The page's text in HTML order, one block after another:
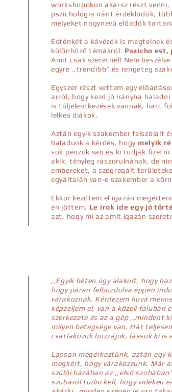
workshopokon akarsz részt
pszichológia iránt érdeklődök,
melyeket nagynevű előadók
Esténkét a kávézók is megtelnek
különböző témákról. Pszicho est,
Amit csak szeretnél! Nem
egyre ,,trendibb” és rengeteg
Egyszer részt vettem egy
arról, hogy kezd jó irányba haladni
is túljelentkezések vannak, harc
lelkes diákok.
Aztán egyik szakember felszólalt
haladunk a kérdés, hogy melyik
sok pénzük van és ki tudják
akik, tényleg rászorulnának, de
embereket, a szegregált
egyáltalán van-e szakember a
Ekkor kezdtem el igazán
én jöttem. Le írok ide egy jó
azt, hogy mi az amit igazán
,,Egyik héten úgy alakult, hogy
hogy páran felbuzdulva éppen
várakoznak. Kérdezem hová
képzeljem el, van a közeli faluban
szerkezete és az a gép ,,mindent
milyen betegsége van. Hát
csatlakozok hozzájuk, lássuk ki is
Lassan megérkeztünk, aztán egy
megkért, hogy várakozzunk. Már
szülői házában az ,,első
szobáról tudni kell, hogy vidéken